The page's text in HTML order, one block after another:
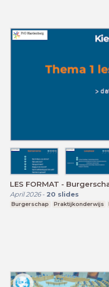
LES FORMAT -
April 2026- 20 slides
Burgerschap Praktijkonderwijs